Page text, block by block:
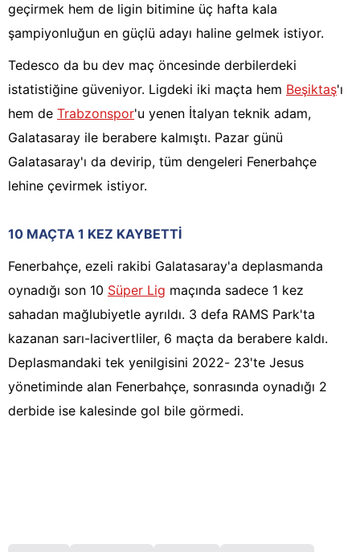
geçirmek hem de ligin bitimine üç hafta kala
şampiyonluğun en güçlü adayı haline gelmek istiyor.
Tedesco da bu dev maç öncesinde derbilerdeki
istatistiğine güveniyor. Ligdeki iki maçta hem Beşiktaş'ı
hem de Trabzonspor'u yenen İtalyan teknik adam,
Galatasaray ile berabere kalmıştı. Pazar günü
Galatasaray'ı da devirip, tüm dengeleri Fenerbahçe
lehine çevirmek istiyor.
10 MAÇTA 1 KEZ KAYBETTİ
Fenerbahçe, ezeli rakibi Galatasaray'a deplasmanda
oynadığı son 10 Süper Lig maçında sadece 1 kez
sahadan mağlubiyetle ayrıldı. 3 defa RAMS Park'ta
kazanan sarı-lacivertliler, 6 maçta da berabere kaldı.
Deplasmandaki tek yenilgisini 2022- 23'te Jesus
yönetiminde alan Fenerbahçe, sonrasında oynadığı 2
derbide ise kalesinde gol bile görmedi.